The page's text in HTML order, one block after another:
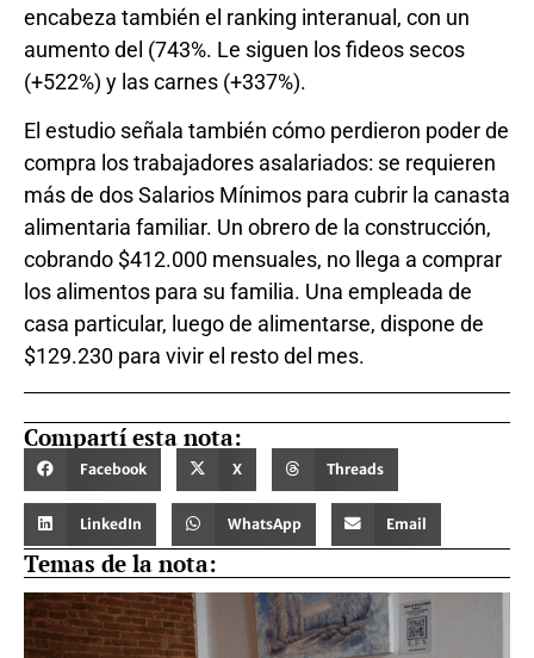
encabeza también el ranking interanual, con un
aumento del (743%. Le siguen los fideos secos
(+522%) y las carnes (+337%).
El estudio señala también cómo perdieron poder de
compra los trabajadores asalariados: se requieren
más de dos Salarios Mínimos para cubrir la canasta
alimentaria familiar. Un obrero de la construcción,
cobrando $412.000 mensuales, no llega a comprar
los alimentos para su familia. Una empleada de
casa particular, luego de alimentarse, dispone de
$129.230 para vivir el resto del mes.
Compartí esta nota:
Facebook X Threads
LinkedIn WhatsApp Email
Temas de la nota: